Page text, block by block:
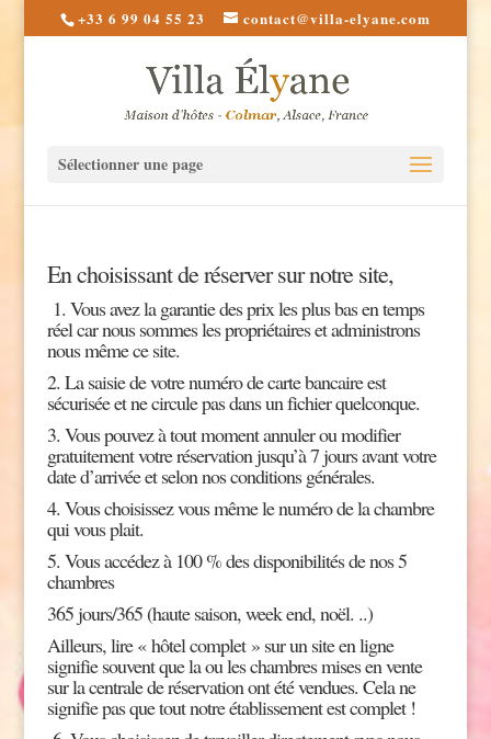
+33 6 99 04 55 23 contact@villa-elyane.com
Sélectionner une page
En choisissant de réserver sur notre site,
1. Vous avez la garantie des prix les plus bas en temps
réel car nous sommes les propriétaires et administrons
nous même ce site.
2. La saisie de votre numéro de carte bancaire est
sécurisée et ne circule pas dans un fichier quelconque.
3. Vous pouvez à tout moment annuler ou modifier
gratuitement votre réservation jusqu’à 7 jours avant votre
date d’arrivée et selon nos conditions générales.
4. Vous choisissez vous même le numéro de la chambre
qui vous plait.
5. Vous accédez à 100 % des disponibilités de nos 5
chambres
365 jours/365 (haute saison, week end, noël. ..)
Ailleurs, lire « hôtel complet » sur un site en ligne
signifie souvent que la ou les chambres mises en vente
sur la centrale de réservation ont été vendues. Cela ne
signifie pas que tout notre établissement est complet !